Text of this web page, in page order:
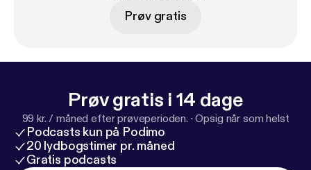
Prøv gratis
Prøv gratis i 14 dage
99 kr. / måned efter prøveperioden. ·Opsig når som helst
Podcasts kun på Podimo
20 lydbogstimer pr. måned
Gratis podcasts